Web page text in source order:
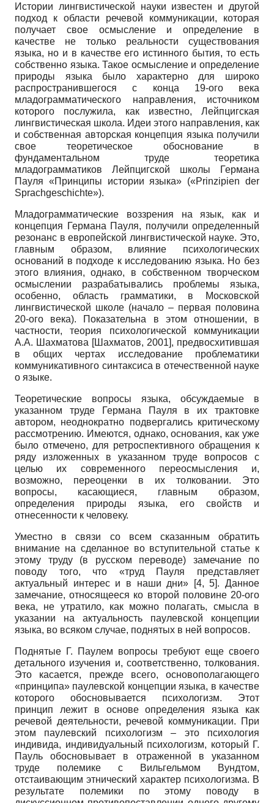
Истории лингвистической науки известен и другой
подход к области речевой коммуникации, которая
получает свое осмысление и определение в
качестве не только реальности существования
языка, но и в качестве его истинного бытия, то есть
собственно языка. Такое осмысление и определение
природы языка было характерно для широко
распространившегося с конца 19-ого века
младограмматического направления, источником
которого послужила, как известно, Лейпцигская
лингвистическая школа. Идеи этого направления, как
и собственная авторская концепция языка получили
свое теоретическое обоснование в
фундаментальном труде теоретика
младограмматиков Лейпцигской школы Германа
Пауля «Принципы истории языка» («Prinzipien der
Sprachgeschichte»).
Младограмматические воззрения на язык, как и
концепция Германа Пауля, получили определенный
резонанс в европейской лингвистической науке. Это,
главным образом, влияние психологических
оснований в подходе к исследованию языка. Но без
этого влияния, однако, в собственном творческом
осмыслении разрабатывались проблемы языка,
особенно, область грамматики, в Московской
лингвистической школе (начало – первая половина
20-ого века). Показательна в этом отношении, в
частности, теория психологической коммуникации
А.А. Шахматова [Шахматов, 2001], предвосхитившая
в общих чертах исследование проблематики
коммуникативного синтаксиса в отечественной науке
о языке.
Теоретические вопросы языка, обсуждаемые в
указанном труде Германа Пауля в их трактовке
автором, неоднократно подвергались критическому
рассмотрению. Имеются, однако, основания, как уже
было отмечено, для ретроспективного обращения к
ряду изложенных в указанном труде вопросов с
целью их современного переосмысления и,
возможно, переоценки в их толковании. Это
вопросы, касающиеся, главным образом,
определения природы языка, его свойств и
отнесенности к человеку.
Уместно в связи со всем сказанным обратить
внимание на сделанное во вступительной статье к
этому труду (в русском переводе) замечание по
поводу того, что «труд Пауля представляет
актуальный интерес и в наши дни» [4, 5]. Данное
замечание, относящееся ко второй половине 20-ого
века, не утратило, как можно полагать, смысла в
указании на актуальность паулевской концепции
языка, во всяком случае, поднятых в ней вопросов.
Поднятые Г. Паулем вопросы требуют еще своего
детального изучения и, соответственно, толкования.
Это касается, прежде всего, основополагающего
«принципа» паулевской концепции языка, в качестве
которого обосновывается психологизм. Этот
принцип лежит в основе определения языка как
речевой деятельности, речевой коммуникации. При
этом паулевский психологизм – это психология
индивида, индивидуальный психологизм, который Г.
Пауль обосновывает в отраженной в указанном
труде полемике с Вильгельмом Вундтом,
отстаивающим этнический характер психологизма. В
результате полемики по этому поводу в